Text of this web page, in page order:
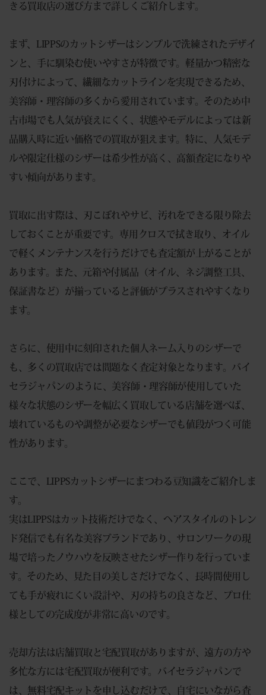
きる買取店の選び方まで詳しくご紹介します。
まず、LIPPSのカットシザーはシンプルで洗練されたデザイ
ンと、手に馴染む使いやすさが特徴です。軽量かつ精密な
刃付けによって、繊細なカットラインを実現できるため、
美容師・理容師の多くから愛用されています。そのため中
古市場でも人気が衰えにくく、状態やモデルによっては新
品購入時に近い価格での買取が狙えます。特に、人気モデ
ルや限定仕様のシザーは希少性が高く、高額査定になりや
すい傾向があります。
買取に出す際は、刃こぼれやサビ、汚れをできる限り除去
しておくことが重要です。専用クロスで拭き取り、オイル
で軽くメンテナンスを行うだけでも査定額が上がることが
あります。また、元箱や付属品（オイル、ネジ調整工具、
保証書など）が揃っていると評価がプラスされやすくなり
ます。
さらに、使用中に刻印された個人ネーム入りのシザーで
も、多くの買取店では問題なく査定対象となります。バイ
セラジャパンのように、美容師・理容師が使用していた
様々な状態のシザーを幅広く買取している店舗を選べば、
壊れているものや調整が必要なシザーでも値段がつく可能
性があります。
ここで、LIPPSカットシザーにまつわる豆知識をご紹介しま
す。
実はLIPPSはカット技術だけでなく、ヘアスタイルのトレン
ド発信でも有名な美容ブランドであり、サロンワークの現
場で培ったノウハウを反映させたシザー作りを行っていま
す。そのため、見た目の美しさだけでなく、長時間使用し
ても手が疲れにくい設計や、刃の持ちの良さなど、プロ仕
様としての完成度が非常に高いのです。
売却方法は店舗買取と宅配買取がありますが、遠方の方や
多忙な方には宅配買取が便利です。バイセラジャパンで
は、無料宅配キットを申し込むだけで、自宅にいながら査